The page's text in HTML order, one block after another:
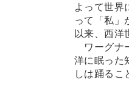
よって世界
って「私」
以来、西洋
ワーグナ
洋に眠った
しは踊るこ